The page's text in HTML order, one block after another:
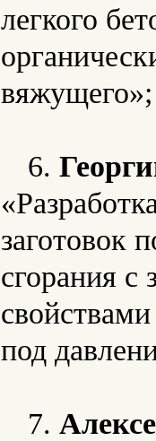
легкого
вяжущего»;
6.
заготовок
сгорания
под
7.